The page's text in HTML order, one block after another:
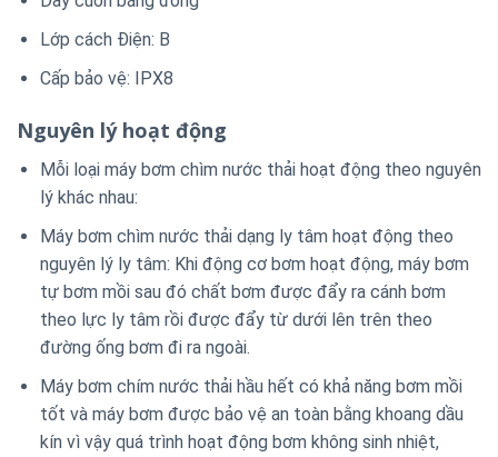
Lớp cách Điện: B
Cấp bảo vệ: IPX8
Nguyên lý hoạt động
Mỗi loại máy bơm chìm nước thải hoạt động theo nguyên
lý khác nhau:
Máy bơm chìm nước thải dạng ly tâm hoạt động theo
nguyên lý ly tâm: Khi động cơ bơm hoạt động, máy bơm
tự bơm mồi sau đó chất bơm được đẩy ra cánh bơm
theo lực ly tâm rồi được đẩy từ dưới lên trên theo
đường ống bơm đi ra ngoài.
Máy bơm chím nước thải hầu hết có khả năng bơm mồi
tốt và máy bơm được bảo vệ an toàn bằng khoang dầu
kín vì vậy quá trình hoạt động bơm không sinh nhiệt,